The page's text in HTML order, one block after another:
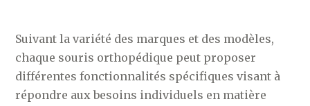
Suivant la variété des marques et des modèles,
chaque souris orthopédique peut proposer
différentes fonctionnalités spécifiques visant à
répondre aux besoins individuels en matière